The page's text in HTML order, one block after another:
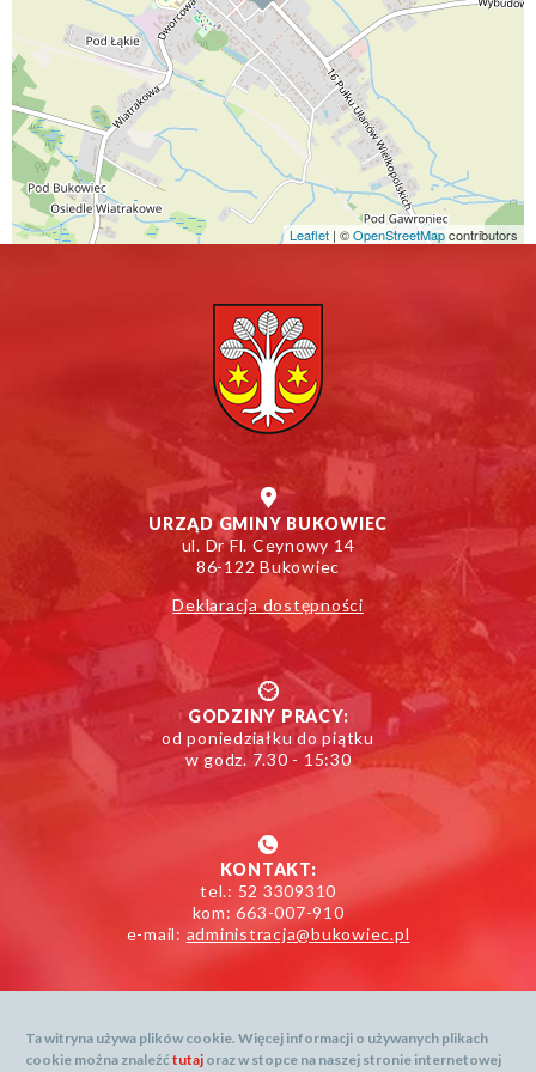
Leaflet | ©Otworzy
OpenStreetMapcontributors
URZĄD GMINY BUKOWIEC
ul. Dr Fl. Ceynowy 14
86-122 Bukowiec
Deklaracja dostępności
GODZINY PRACY:
od poniedziałku do piątku
w godz. 7.30 - 15:30
KONTAKT:
tel.: 52 3309310
kom: 663-007-910
e-mail: administracja@bukowiec.pl
Mapa serwisu
Ta witryna używa plików cookie. Więcej informacji o używanych plikach
cookie można znaleźćtutaj oraz w stopce na naszej stronie internetowej